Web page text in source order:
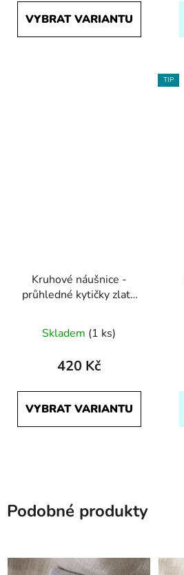
VYBRAT VARIANTU
Kruhové náušnice -
průhledné kytičky zlatá
Skladem (1 ks)
420 Kč
VYBRAT VARIANTU
TIP
Podobné produkty